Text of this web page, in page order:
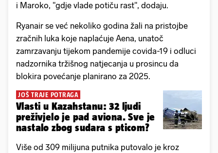
i Maroko, "gdje vlade potiču rast", dodaju.
Ryanair se već nekoliko godina žali na pristojbe
zračnih luka koje naplaćuje Aena, unatoč
zamrzavanju tijekom pandemije covida-19 i odluci
nadzornika tržišnog natjecanja u prosincu da
blokira povećanje planirano za 2025.
JOŠ TRAJE POTRAGA
Vlasti u Kazahstanu: 32 ljudi
preživjelo je pad aviona. Sve je
nastalo zbog sudara s pticom?
Više od 309 milijuna putnika putovalo je kroz